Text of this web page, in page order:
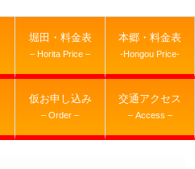
堀田・料金表
– Horita Price –
本郷・料金表
-Hongou Price-
仮お申し込み
– Order –
交通アクセス
– Access –